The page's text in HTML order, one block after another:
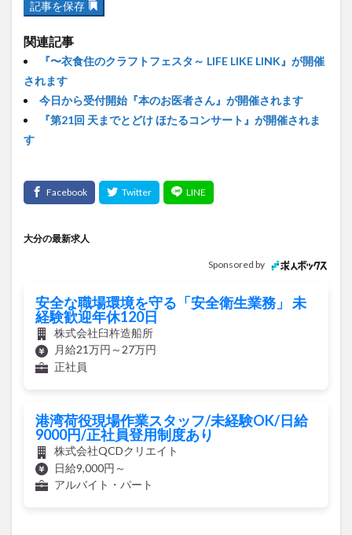
記事を保存
関連記事
『〜衣食住のクラフトフェスタ～ LIFE LIKE LINK』が開催
されます
今日から受付開始『本のお医者さん』が開催されます
『第21回 天までとどけ ほたるコンサート』が開催されま
す
大分の最新求人
Sponsored by
安全な職場環境を守る「安全衛生業務」 未
経験歓迎年休120日
株式会社臼杵造船所
月給21万円～27万円
正社員
港湾荷役現場作業スタッフ/未経験OK/日給
9000円/正社員登用制度あり
株式会社QCDクリエイト
日給9,000円～
アルバイト・パート